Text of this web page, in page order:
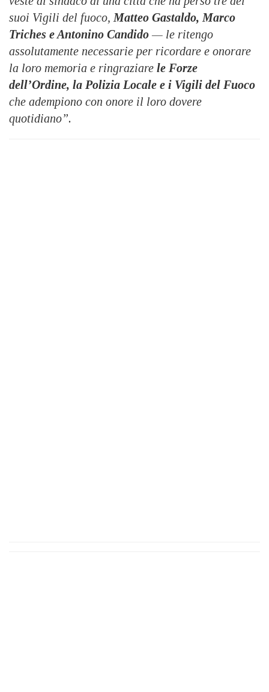
suoi Vigili del fuoco, Matteo Gastaldo, Marco
Triches e Antonino Candido— le ritengo
assolutamente necessarie per ricordare e onorare
la loro memoria e ringraziare le Forze
dell’Ordine, la Polizia Locale e i Vigili del Fuoco
che adempiono con onore il loro dovere
quotidiano”.